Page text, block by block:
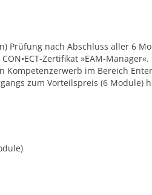
Prüfung nach Abschluss aller 6
Zertifikat »EAM-
Kompetenzerwerb im Bereich
zum Vorteilspreis (6